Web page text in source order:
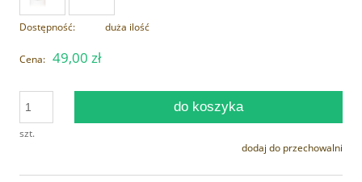
Dostępność: duża ilość
Cena: 49,00 zł
szt.
do koszyka
dodaj do przechowalni